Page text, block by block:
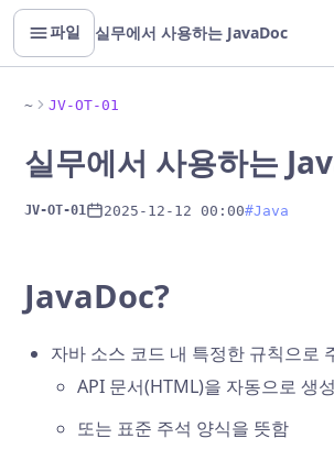
파일 실무에서 사용하는 JavaDoc
~ JV-OT-01
실무에서 사용하는
JV-OT-01 2025-12-12 00:00#Java
JavaDoc?
자바 소스 코드 내 특정한 규칙으로
API 문서(HTML)을 자동으로 생
또는 표준 주석 양식을 뜻함